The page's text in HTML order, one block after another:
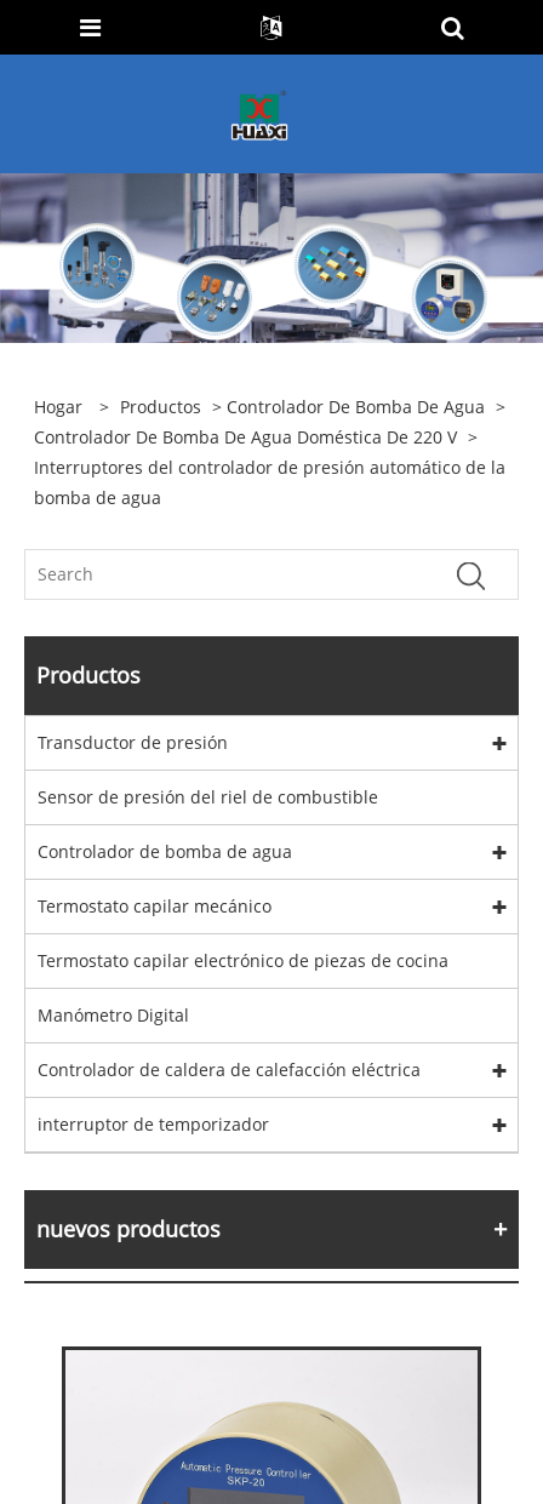
Hogar > Productos > Controlador De Bomba De Agua >
Controlador De Bomba De Agua Doméstica De 220 V >
Interruptores del controlador de presión automático de la
bomba de agua
Productos
Transductor de presión
Sensor de presión del riel de combustible
Controlador de bomba de agua
Termostato capilar mecánico
Termostato capilar electrónico de piezas de cocina
Manómetro Digital
Controlador de caldera de calefacción eléctrica
interruptor de temporizador
nuevos productos